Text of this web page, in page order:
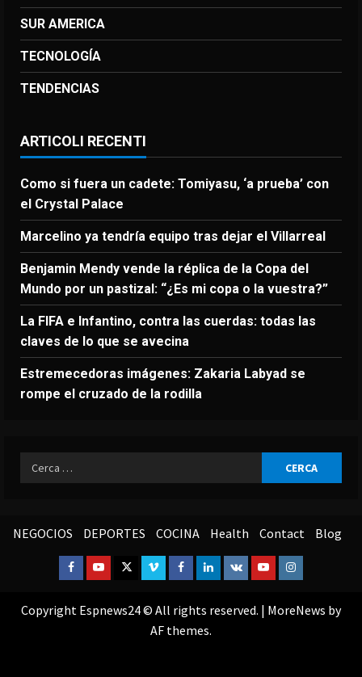
SUR AMERICA
TECNOLOGÍA
TENDENCIAS
ARTICOLI RECENTI
Como si fuera un cadete: Tomiyasu, ‘a prueba’ con
el Crystal Palace
Marcelino ya tendría equipo tras dejar el Villarreal
Benjamin Mendy vende la réplica de la Copa del
Mundo por un pastizal: “¿Es mi copa o la vuestra?”
La FIFA e Infantino, contra las cuerdas: todas las
claves de lo que se avecina
Estremecedoras imágenes: Zakaria Labyad se
rompe el cruzado de la rodilla
Ricerca
per:
NEGOCIOS DEPORTES COCINA Health Contact Blog
Facebook
YoutubeTwitterVimeoFacebook
Linkedin
VK YoutubeInstagram
Copyright Espnews24 © All rights reserved. | MoreNews by
AF themes.